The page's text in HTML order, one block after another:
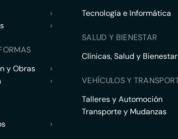
›
›
y Obras
›
›
›
Tecnología e Informática
SALUD Y BIENESTAR
Clínicas, Salud y Bienestar
VEHÍCULOS Y
Talleres y Automoción
Transporte y Mudanzas